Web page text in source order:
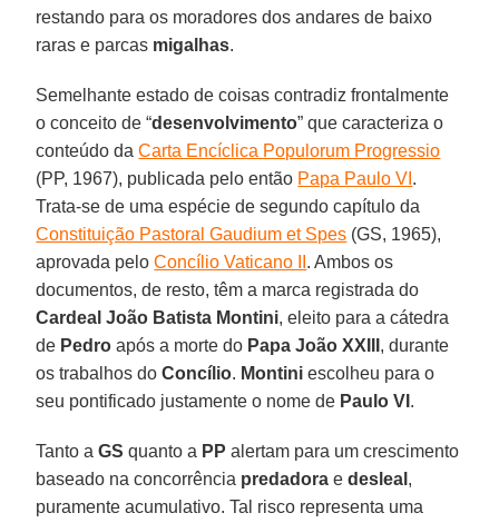
restando para os moradores dos andares de baixo
raras e parcas migalhas.
Semelhante estado de coisas contradiz frontalmente
o conceito de “desenvolvimento” que caracteriza o
conteúdo daCarta Encíclica Populorum Progressio
(PP, 1967), publicada pelo então Papa Paulo VI .
Trata-se de uma espécie de segundo capítulo da
Constituição Pastoral Gaudium et Spes (GS, 1965),
aprovada peloConcílio Vaticano II . Ambos os
documentos, de resto, têm a marca registrada do
Cardeal João Batista Montini, eleito para a cátedra
de Pedro após a morte do Papa João XXIII , durante
os trabalhos doConcílio. Montini escolheu para o
seu pontificado justamente o nome de Paulo VI .
Tanto aGS quanto a PP alertam para um crescimento
baseado na concorrência predadora edesleal ,
puramente acumulativo. Tal risco representa uma